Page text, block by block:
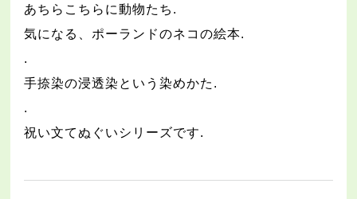
あちらこちらに動物たち .
気になる、ポーランドのネコの絵本.
.
手捺染の浸透染という染めかた .
.
祝い文てぬぐいシリーズです.